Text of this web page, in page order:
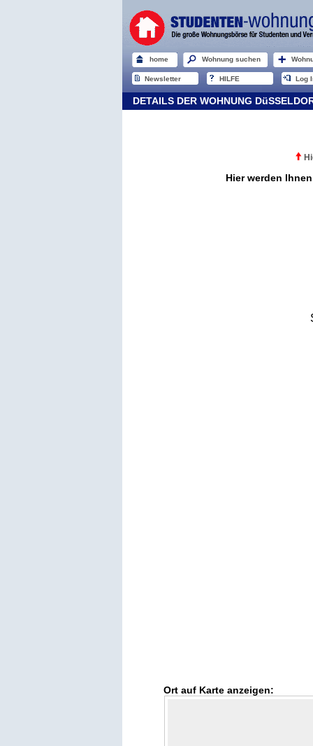
home Wohnung suchen
Newsletter HILFE Log
DETAILS DER WOHNUNG
Hier werden
Ort auf Karte anzeigen: